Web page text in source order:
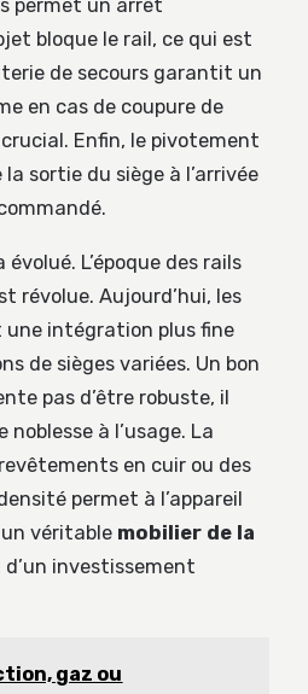
permet un arrêt
bloque le rail, ce qui est
de secours garantit un
en cas de coupure de
Enfin, le pivotement
sortie du siège à l’arrivée
L’époque des rails
révolue. Aujourd’hui, les
intégration plus fine
de sièges variées. Un bon
pas d’être robuste, il
à l’usage. La
en cuir ou des
permet à l’appareil
véritable mobilier de la
investissement
gaz ou